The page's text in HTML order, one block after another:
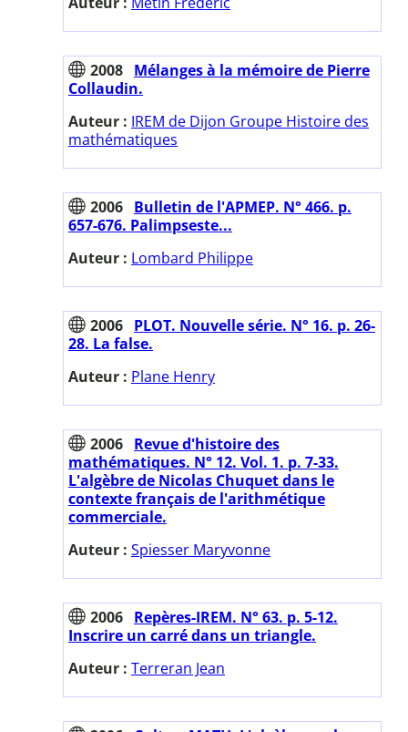
2008 Mélanges à la mémoire de Pierre
Collaudin.
Auteur : IREM de Dijon Groupe Histoire des
mathématiques
2006 Bulletin de l'APMEP. N° 466. p.
657-676. Palimpseste...
Auteur : Lombard Philippe
2006 PLOT. Nouvelle série. N° 16. p. 26-
28. La false.
Auteur : Plane Henry
2006 Revue d'histoire des
mathématiques. N° 12. Vol. 1. p. 7-33.
L'algèbre de Nicolas Chuquet dans le
contexte français de l'arithmétique
commerciale.
Auteur : Spiesser Maryvonne
2006 Repères-IREM. N° 63. p. 5-12.
Inscrire un carré dans un triangle.
Auteur : Terreran Jean